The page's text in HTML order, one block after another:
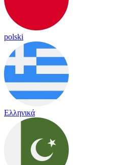
polski
Ελληνικά